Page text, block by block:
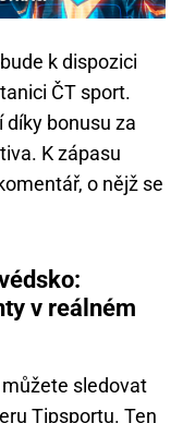
k dispozici
ČT sport.
díky bonusu za
K zápasu
o nějž se
v reálném
sledovat
Tipsportu. Ten